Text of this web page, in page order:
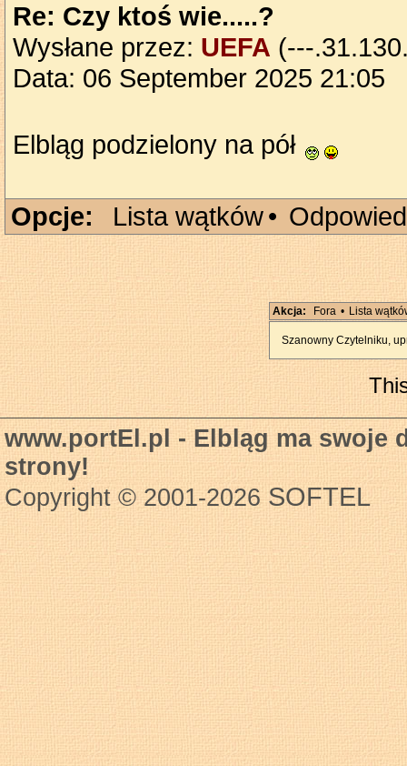
Re: Czy ktoś wie.....?
Wysłane przez: UEFA (---
Data: 06 September 2025 21:05
Elbląg podzielony na pół
Opcje: Lista wątków•
Akcja: Fora • Lista
Szanowny Czytelniku,
www.portEl.pl - Elbląg ma swoje
strony!
Copyright © 2001-2026 SOFTEL